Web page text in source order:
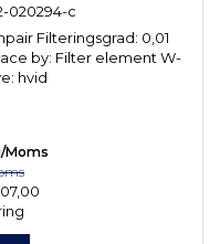
020294-c
Filteringsgrad: 0,01
by: Filter element W-
hvid
Moms